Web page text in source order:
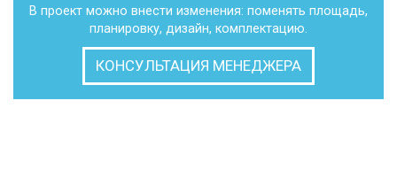
В проект можно внести изменения: поменять площадь,
планировку, дизайн, комплектацию.
КОНСУЛЬТАЦИЯ МЕНЕДЖЕРА